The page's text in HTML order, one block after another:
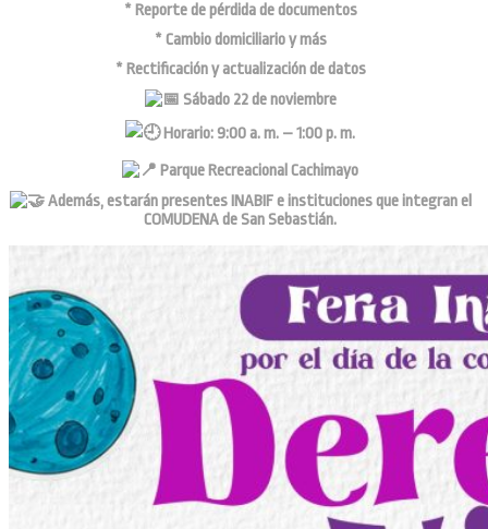
* Reporte de pérdida de documentos
* Cambio domiciliario y más
* Rectificación y actualización de datos
Sábado 22 de noviembre
Horario: 9:00 a. m. – 1:00 p. m.
Parque Recreacional Cachimayo
Además, estarán presentes INABIF e instituciones que integran el
COMUDENA de San Sebastián.